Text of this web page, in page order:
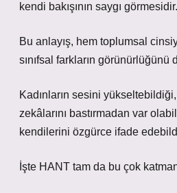
kendi bakışının saygı
Bu anlayış, hem toplumsal
sınıfsal farkların görünürlüğünü
Kadınların sesini
zekâlarını bastırmadan var
kendilerini özgürce ifade
İşte HANT tam da bu çok